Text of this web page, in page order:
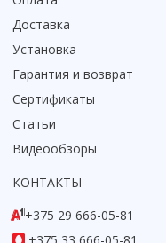
Доставка
Установка
Гарантия и возврат
Сертификаты
Статьи
Видеообзоры
КОНТАКТЫ
+375 29 666-05-81